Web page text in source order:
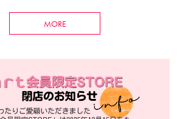
MORE